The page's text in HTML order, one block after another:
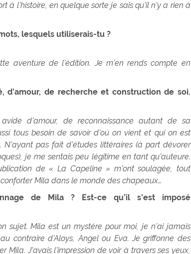
l’histoire, en quelque sorte je sais qu’il n’y a rien à
lesquels utiliserais-tu ?
aventure de l’édition. Je m’en rends compte en
d’amour, de recherche et construction de soi.
d’amour, de reconnaissance autant de sa
tous besoin de savoir d’où on vient et qui on est
pas fait d’études littéraires (à part dévorer
je me sentais peu légitime en tant qu’auteure.
de « La Capeline » m’ont soulagée, tout
Mila dans le monde des chapeaux…
de Mila ? Est-ce qu’il s’est imposé
sujet. Mila est un mystère pour moi, je n’ai jamais
contraire d’Aloys, Angel ou Eva. Je griffonne des
J’avais l’impression de voir à travers ses yeux,